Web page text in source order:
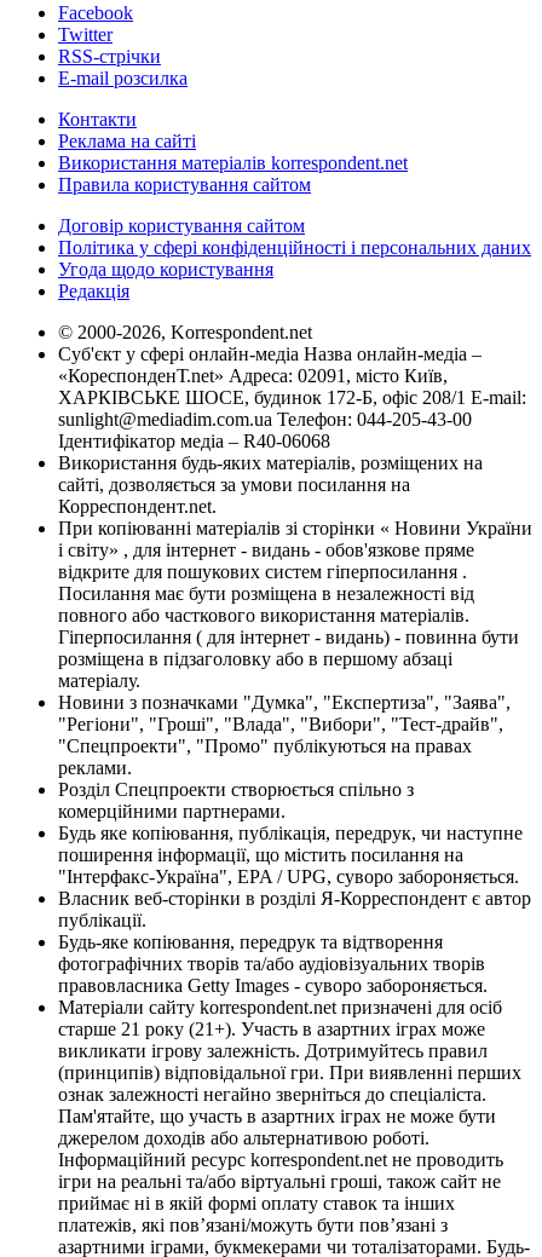
Facebook
Twitter
RSS-стрічки
E-mail розсилка
Контакти
Реклама на сайті
Використання матеріалів korrespondent.net
Правила користування сайтом
Договір користування сайтом
Політика у сфері конфіденційності і персональних даних
Угода щодо користування
Редакція
© 2000-2026, Korrespondent.net
Суб'єкт у сфері онлайн-медіа Назва онлайн-медіа –
«КореспонденТ.net» Адреса: 02091, місто Київ,
ХАРКІВСЬКЕ ШОСЕ, будинок 172-Б, офіс 208/1 E-mail:
sunlight@mediadim.com.ua Телефон: 044-205-43-00
Ідентифікатор медіа – R40-06068
Використання будь-яких матеріалів, розміщених на
сайті, дозволяється за умови посилання на
Корреспондент.net.
При копіюванні матеріалів зі сторінки « Новини України
і світу» , для інтернет - видань - обов'язкове пряме
відкрите для пошукових систем гіперпосилання .
Посилання має бути розміщена в незалежності від
повного або часткового використання матеріалів.
Гіперпосилання ( для інтернет - видань) - повинна бути
розміщена в підзаголовку або в першому абзаці
матеріалу.
Новини з позначками "Думка", "Експертиза", "Заява",
"Регіони", "Гроші", "Влада", "Вибори", "Тест-драйв",
"Спецпроекти", "Промо" публікуються на правах
реклами.
Розділ Спецпроекти створюється спільно з
комерційними партнерами.
Будь яке копіювання, публікація, передрук, чи наступне
поширення інформації, що містить посилання на
"Інтерфакс-Україна", EPA / UPG, суворо забороняється.
Власник веб-сторінки в розділі Я-Корреспондент є автор
публікації.
Будь-яке копіювання, передрук та відтворення
фотографічних творів та/або аудіовізуальних творів
правовласника Getty Images - суворо забороняється.
Матеріали сайту korrespondent.net призначені для осіб
старше 21 року (21+). Участь в азартних іграх може
викликати ігрову залежність. Дотримуйтесь правил
(принципів) відповідальної гри. При виявленні перших
ознак залежності негайно зверніться до спеціаліста.
Пам'ятайте, що участь в азартних іграх не може бути
джерелом доходів або альтернативою роботі.
Інформаційний ресурс korrespondent.net не проводить
ігри на реальні та/або віртуальні гроші, також сайт не
приймає ні в якій формі оплату ставок та інших
платежів, які пов’язані/можуть бути пов’язані з
азартними іграми, букмекерами чи тоталізаторами. Будь-